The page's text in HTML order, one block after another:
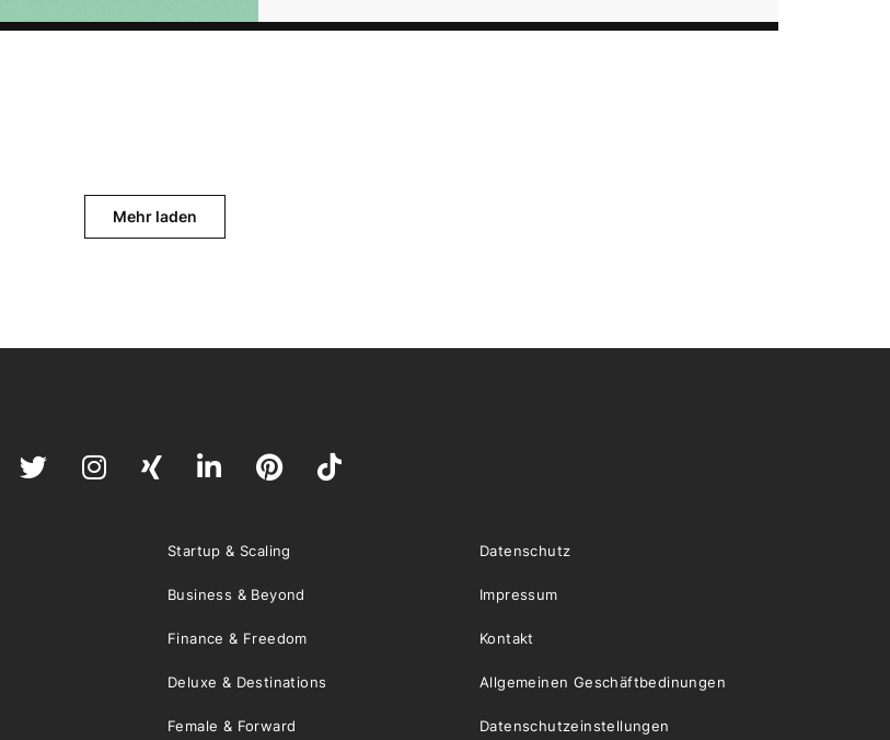
Mehr laden
Startup & Scaling
Business & Beyond
Finance & Freedom
Deluxe & Destinations
Female & Forward
Datenschutz
Impressum
Kontakt
Allgemeinen Geschäftbedinungen
Datenschutzeinstellungen